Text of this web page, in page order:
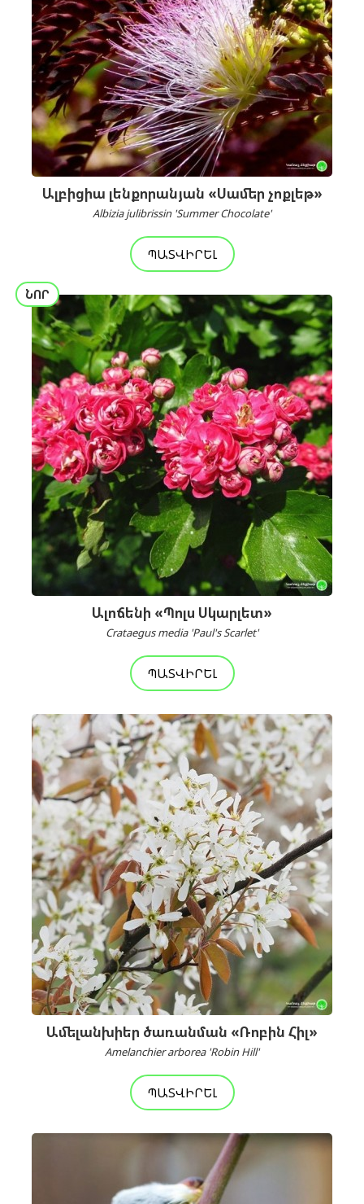
Ալբիցիա լենքորանյան «Սամեր չոքլեթ»
Albizia julibrissin 'Summer Chocolate'
ՊԱՏՎԻՐԵԼ
ՆՈՐ
Ալոճենի «Պոլս Սկարլետ»
Crataegus media 'Paul's Scarlet'
ՊԱՏՎԻՐԵԼ
Ամելանխիեր ծառանման «Ռոբին Հիլ»
Amelanchier arborea 'Robin Hill'
ՊԱՏՎԻՐԵԼ